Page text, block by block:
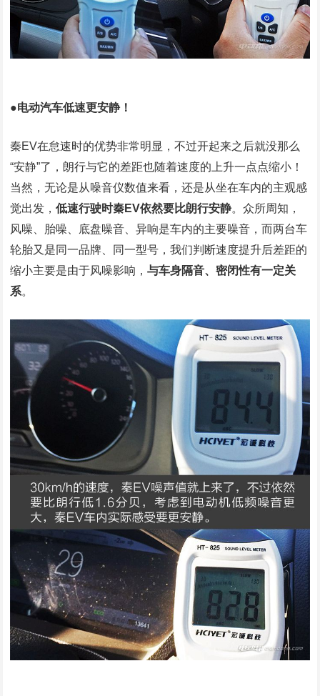
●电动汽车低速更安静！
秦EV在怠速时的优势非常明显，不过开起来之后就没那么
“安静”了，朗行与它的差距也随着速度的上升一点点缩小！
当然，无论是从噪音仪数值来看，还是从坐在车内的主观感
觉出发，低速行驶时秦EV依然要比朗行安静。众所周知，
风噪、胎噪、底盘噪音、异响是车内的主要噪音，而两台车
轮胎又是同一品牌、同一型号，我们判断速度提升后差距的
缩小主要是由于风噪影响，与车身隔音、密闭性有一定关
系。